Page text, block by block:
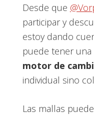
Desde que
participar y
estoy dando
puede tener
motor de
individual sino
Las mallas